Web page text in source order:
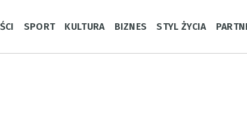
SPORT KULTURA BIZNES STYL ŻYCIA